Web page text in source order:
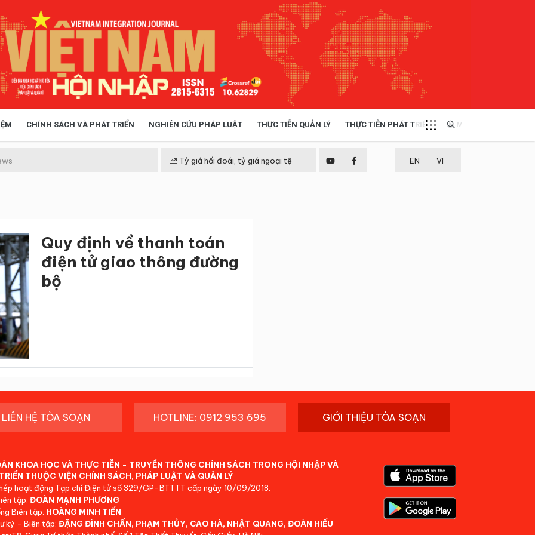
CHÍNH SÁCH VÀ PHÁT TRIỂN NGHIÊN CỨU PHÁP LUẬT THỰC TIỄN QUẢN LÝ THỰC TIỄN PHÁT TRIỂN MULTIMEDIA
Tỷ giá hối đoái, tỷ giá ngoại tệ EN VI
Quy định về thanh toán
điện tử giao thông đường
bộ
LIÊN HỆ TÒA SOẠN HOTLINE: 0912 953 695 GIỚI THIỆU TÒA SOẠN
KHOA HỌC VÀ THỰC TIỄN - TRUYỀN THÔNG CHÍNH SÁCH TRONG HỘI NHẬP VÀ
THUỘC VIỆN CHÍNH SÁCH, PHÁP LUẬT VÀ QUẢN LÝ
hoạt động Tạp chí Điện tử số 329/GP-BTTTT cấp ngày 10/09/2018.
tập: ĐOÀN MẠNH PHƯƠNG
Biên tập: HOÀNG MINH TIẾN
ký - Biên tập: ĐẶNG ĐÌNH CHẤN, PHẠM THỦY, CAO HÀ, NHẬT QUANG, ĐOÀN HIẾU